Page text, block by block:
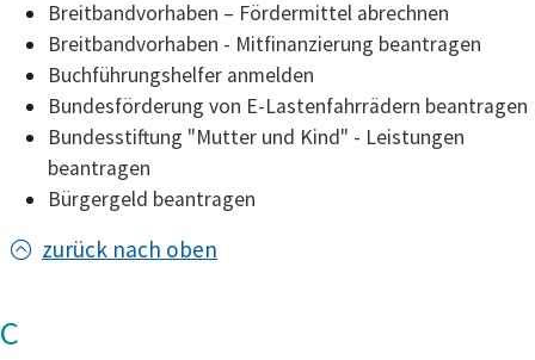
Breitbandvorhaben – Fördermittel abrechnen
Breitbandvorhaben - Mitfinanzierung beantragen
Buchführungshelfer anmelden
Bundesförderung von E-Lastenfahrrädern beantragen
Bundesstiftung "Mutter und Kind" - Leistungen
beantragen
Bürgergeld beantragen
zurück nach oben
C